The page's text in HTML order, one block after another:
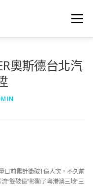
選單
奧斯德台北汽
日前累計衝破1億人次，不久前
“雙破億”彰顯了粵港澳三地“三